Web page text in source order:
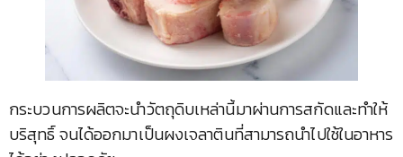
กระบวนการผลิตจะนำวัตถุดิบเหล่านี้มาผ่านการสกัดและทำให้
บริสุทธิ์ จนได้ออกมาเป็นผงเจลาตินที่สามารถนำไปใช้ในอาหาร